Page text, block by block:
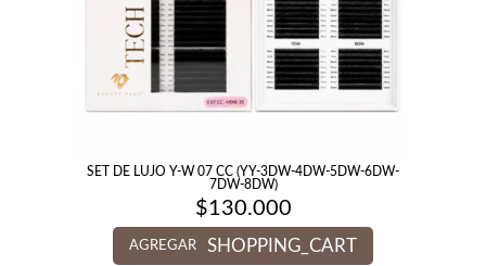
SET DE LUJO Y-W 07 CC (YY-3DW-4DW-5DW-6DW-
7DW-8DW)
$130.000
AGREGAR SHOPPING_CART